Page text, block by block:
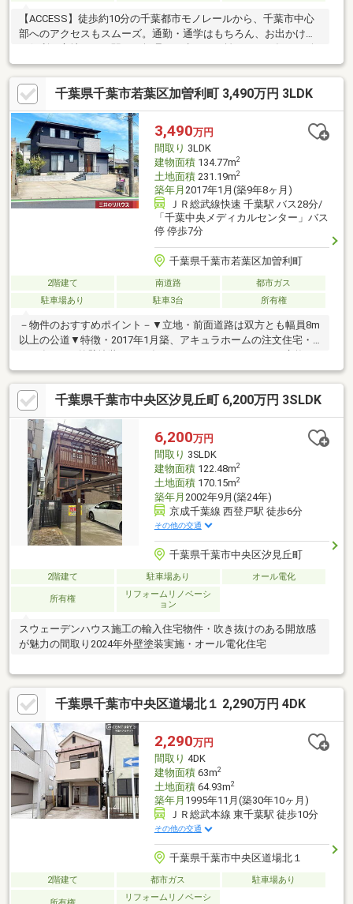
【ACCESS】徒歩約10分の千葉都市モノレールから、千葉市中心
部へのアクセスもスムーズ。通勤・通学はもちろん、お出かけに
も便利な立地です。駅まで無理なく歩ける距離だから、毎日の移
動も快適にこなせます。【LOCATION】周辺にはスーパーやドラ
ッグストア、コンビニ、公園、教育施設など、暮らしに欠かせな
い生活利便施設が充実。落ち着いた住宅街が広がり、子育て世帯
からシニア世帯まで幅広い世代が安心して暮らせる住環境が整っ
ています。【LIFE】便利な立地と穏やかな街並みを兼ね備えたロ
ケーション。毎日のお買い物や通学、公園での遊びなど、家族の
暮らしを身近で支えてくれる環境が揃っています。
千葉県千葉市若葉区加曽利町 3,490万円 3LDK
3,490万円
間取り 3LDK
建物面積134.77m2
土地面積231.19m2
築年月 2017年1月(築9年8ヶ月)
ＪＲ総武線快速 千葉駅 バス28分/
「千葉中央メディカルセンター」バス
停 停歩7分
千葉県千葉市若葉区加曽利町
2階建て 南道路
都市ガス
駐車場あり
駐車3台 所有権
－物件のおすすめポイント－▼立地・前面道路は双方とも幅員8m
以上の公道▼特徴・2017年1月築、アキュラホームの注文住宅・
南×東の角地・前面道路幅員 南側約8.1ｍ、東側約8.5ｍ・全居室6
帖以上・2面採光設計・LD横に小上がりのタタミコーナー有・ご
家族の交流が増えるリビング階段・作業動線が短いL字型キッチ
ン・南向きのインナーバルコニー・カースペース3台分の他、シャ
ッター付ガレージ有(車種による)▼設備・太陽光発電システム※都
市計画法第29条の開発区域内のため建築物の(再)建築可
千葉県千葉市中央区汐見丘町 6,200万円 3SLDK
6,200万円
間取り 3SLDK
建物面積122.48m2
土地面積170.15m2
築年月 2002年9月(築24年)
京成千葉線 西登戸駅 徒歩6分
その他の交通
千葉県千葉市中央区汐見丘町
2階建て 駐車場あり オール電化
所有権
リフォームリノベーシ
ョン
スウェーデンハウス施工の輸入住宅物件・吹き抜けのある開放感
が魅力の間取り2024年外壁塗装実施・オール電化住宅
千葉県千葉市中央区道場北１ 2,290万円 4DK
2,290万円
間取り 4DK
建物面積63m2
土地面積64.93m2
築年月 1995年11月(築30年10ヶ月)
ＪＲ総武本線 東千葉駅 徒歩10分
その他の交通
千葉県千葉市中央区道場北１
2階建て 都市ガス 駐車場あり
リフォームリノベーシ